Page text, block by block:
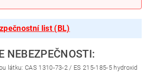
list (BL)
NEBEZPEČNOSTI:
látku: CAS 1310-73-2 / ES 215-185-5 hydroxid